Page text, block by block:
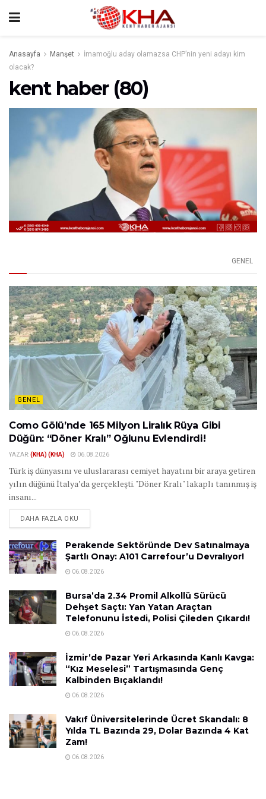
Anasayfa Manşet
İmamoğlu aday olamazsa CHP’nin yeni adayı kim
olacak?
kent haber (80)
GENEL
GENEL
Como Gölü’nde 165 Milyon Liralık Rüya Gibi
Düğün: “Döner Kralı” Oğlunu Evlendirdi!
YAZAR:(KHA) (KHA) 06.08.2026
Türk iş dünyasını ve uluslararası cemiyet hayatını bir araya getiren
yılın düğünü İtalya’da gerçekleşti. "Döner Kralı" lakaplı tanınmış iş
insanı...
DAHA FAZLA OKU
Perakende Sektöründe Dev Satınalmaya
Şartlı Onay: A101 Carrefour’u Devralıyor!
06.08.2026
Bursa’da 2.34 Promil Alkollü Sürücü
Dehşet Saçtı: Yan Yatan Araçtan
Telefonunu İstedi, Polisi Çileden Çıkardı!
06.08.2026
İzmir’de Pazar Yeri Arkasında Kanlı Kavga:
“Kız Meselesi” Tartışmasında Genç
Kalbinden Bıçaklandı!
06.08.2026
Vakıf Üniversitelerinde Ücret Skandalı: 8
Yılda TL Bazında 29, Dolar Bazında 4 Kat
Zam!
06.08.2026